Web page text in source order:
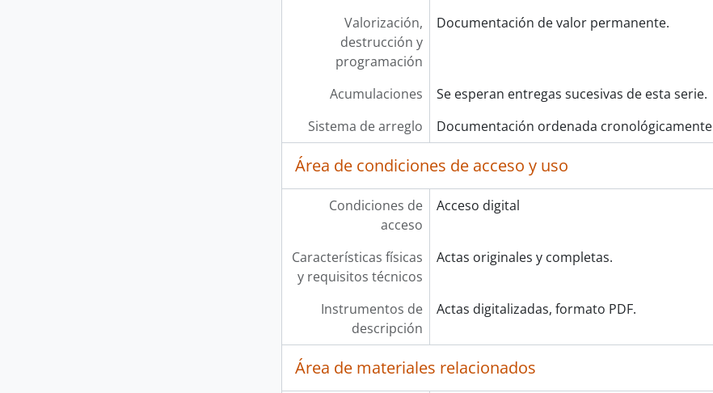
Valorización,
destrucción y
programación
Documentación de valor permanente.
Acumulaciones
Se esperan entregas sucesivas de esta serie.
Sistema de arreglo
Documentación ordenada cronológicamente
Área de condiciones de acceso y uso
Condiciones de
acceso
Acceso digital
Características físicas
y requisitos técnicos
Actas originales y completas.
Instrumentos de
descripción
Actas digitalizadas, formato PDF.
Área de materiales relacionados